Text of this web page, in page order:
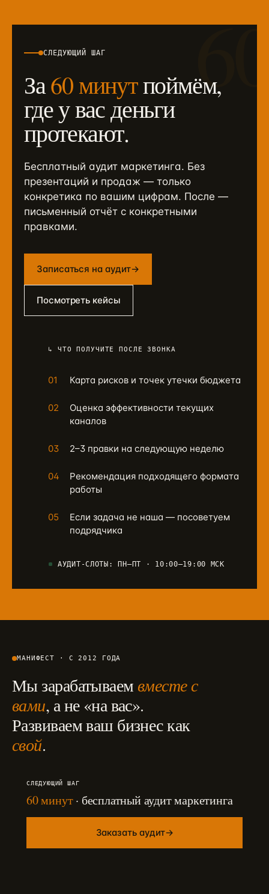
СЛЕДУЮЩИЙ ШАГ
За60 минутпоймём,
где у вас деньги
протекают.
Бесплатный аудит маркетинга. Без
презентаций и продаж — только
конкретика по вашим цифрам. После —
письменный отчёт с конкретными
правками.
Записаться на аудит→
Посмотреть кейсы
↳ ЧТО ПОЛУЧИТЕ ПОСЛЕ ЗВОНКА
01 Карта рисков и точек утечки бюджета
02
Оценка эффективности текущих
каналов
03 2–3 правки на следующую неделю
04
Рекомендация подходящего формата
работы
05
Если задача не наша — посоветуем
подрядчика
АУДИТ-СЛОТЫ: ПН–ПТ · 10:00–19:00 МСК
МАНИФЕСТ · С 2012 ГОДА
Мы зарабатываемвместе с
вами, а не «на вас».
Развиваем ваш бизнес как
свой.
СЛЕДУЮЩИЙ ШАГ
60 минут· бесплатный аудит маркетинга
Заказать аудит→